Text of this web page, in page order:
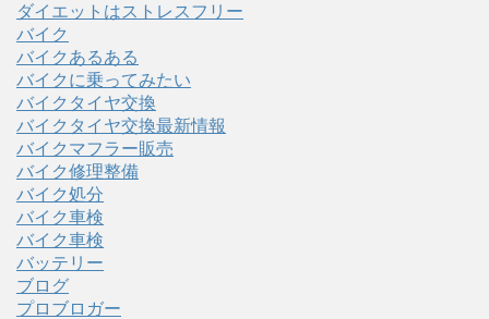
ダイエットはストレスフリー
バイク
バイクあるある
バイクに乗ってみたい
バイクタイヤ交換
バイクタイヤ交換最新情報
バイクマフラー販売
バイク修理整備
バイク処分
バイク車検
バイク車検
バッテリー
ブログ
プロブロガー